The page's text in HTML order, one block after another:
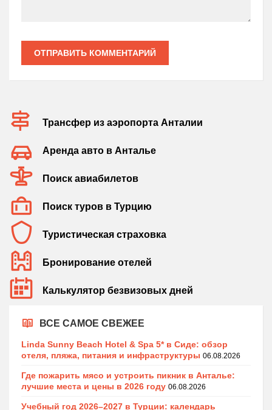
ОТПРАВИТЬ КОММЕНТАРИЙ
Трансфер из аэропорта Анталии
Аренда авто в Анталье
Поиск авиабилетов
Поиск туров в Турцию
Туристическая страховка
Бронирование отелей
Калькулятор безвизовых дней
ВСЕ САМОЕ СВЕЖЕЕ
Linda Sunny Beach Hotel & Spa 5* в Сиде: обзор
отеля, пляжа, питания и инфраструктуры 06.08.2026
Где пожарить мясо и устроить пикник в Анталье:
лучшие места и цены в 2026 году 06.08.2026
Учебный год 2026–2027 в Турции: календарь